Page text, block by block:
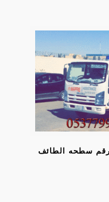
سطحه الطائف